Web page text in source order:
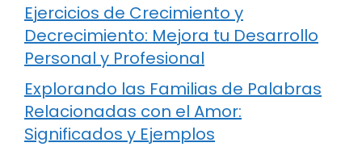
Ejercicios de Crecimiento y
Decrecimiento: Mejora tu Desarrollo
Personal y Profesional
Explorando las Familias de Palabras
Relacionadas con el Amor:
Significados y Ejemplos